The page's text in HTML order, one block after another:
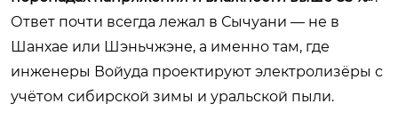
Ответ почти всегда лежал в Сычуани — не в
Шанхае или Шэньчжэне, а именно там, где
инженеры Войуда проектируют электролизёры с
учётом сибирской зимы и уральской пыли.